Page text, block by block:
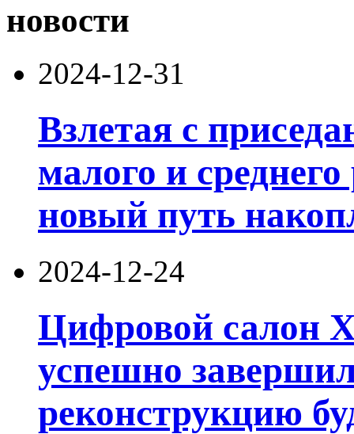
новости
2024-12-31
Взлетая с
малого и
новый путь
2024-12-24
Цифровой салон
успешно
реконструкцию